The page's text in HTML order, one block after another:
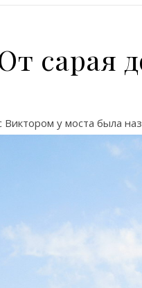
сарая
у моста была